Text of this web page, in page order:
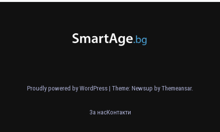
Proudly powered by WordPress | Theme: Newsup by Themeansar.
За насКонтакти